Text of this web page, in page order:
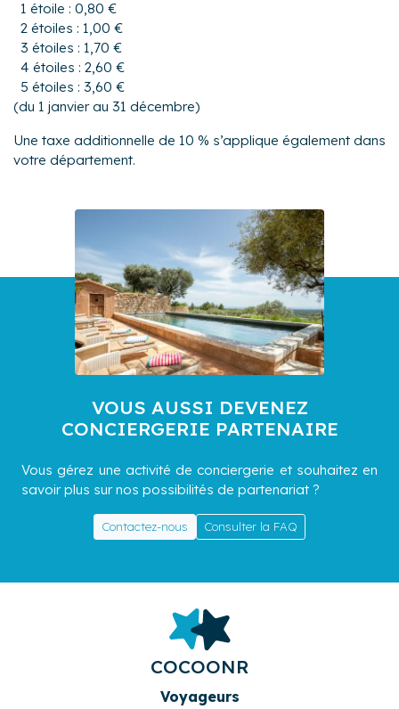
1 étoile : 0,80 €
2 étoiles : 1,00 €
3 étoiles : 1,70 €
4 étoiles : 2,60 €
5 étoiles : 3,60 €
(du 1 janvier au 31 décembre)
Une taxe additionnelle de 10 % s’applique également dans
votre département.
VOUS AUSSI DEVENEZ
CONCIERGERIE PARTENAIRE
Vous gérez une activité de conciergerie et souhaitez en
savoir plus sur nos possibilités de partenariat ?
Contactez-nous Consulter la FAQ
COCOONR
Voyageurs